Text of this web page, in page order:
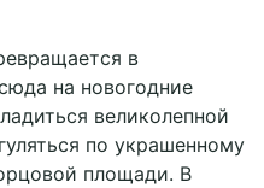
в
на новогодние
великолепной
по украшенному
площади. В